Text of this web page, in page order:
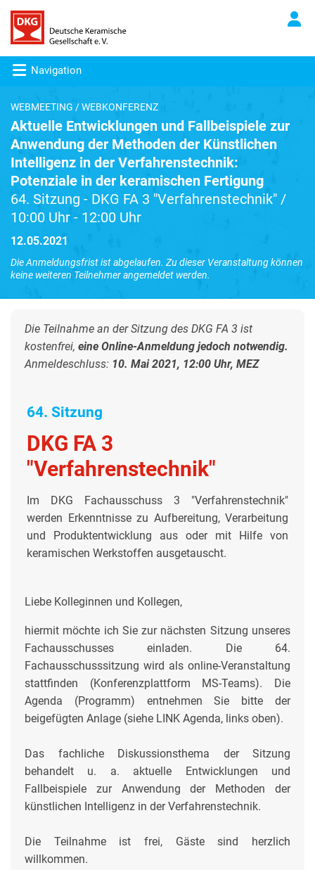
Navigation
WEBMEETING / WEBKONFERENZ
Aktuelle Entwicklungen und Fallbeispiele zur
Anwendung der Methoden der Künstlichen
Intelligenz in der Verfahrenstechnik:
Potenziale in der keramischen Fertigung
64. Sitzung - DKG FA 3 "Verfahrenstechnik" /
10:00 Uhr - 12:00 Uhr
12.05.2021
Die Anmeldungsfrist ist abgelaufen. Zu dieser Veranstaltung können
keine weiteren Teilnehmer angemeldet werden.
Die Teilnahme an der Sitzung des DKG FA 3 ist
kostenfrei, eine Online-Anmeldung jedoch notwendig.
Anmeldeschluss: 10. Mai 2021, 12:00 Uhr, MEZ
64. Sitzung
DKG FA 3
"Verfahrenstechnik"
Im DKG Fachausschuss 3 "Verfahrenstechnik"
werden Erkenntnisse zu Aufbereitung, Verarbeitung
und Produktentwicklung aus oder mit Hilfe von
keramischen Werkstoffen ausgetauscht.
Liebe Kolleginnen und Kollegen,
hiermit möchte ich Sie zur nächsten Sitzung unseres
Fachausschusses einladen. Die 64.
Fachausschusssitzung wird als online-Veranstaltung
stattfinden (Konferenzplattform MS-Teams). Die
Agenda (Programm) entnehmen Sie bitte der
beigefügten Anlage (siehe LINK Agenda, links oben).
Das fachliche Diskussionsthema der Sitzung
behandelt u. a. aktuelle Entwicklungen und
Fallbeispiele zur Anwendung der Methoden der
künstlichen Intelligenz in der Verfahrenstechnik.
Die Teilnahme ist frei, Gäste sind herzlich
willkommen.